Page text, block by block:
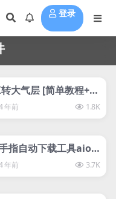
登录
大气层 [简单教程+工
[软硬通吃]
年前 1.8K
指自动下载工具aio s
updater
年前 3.7K